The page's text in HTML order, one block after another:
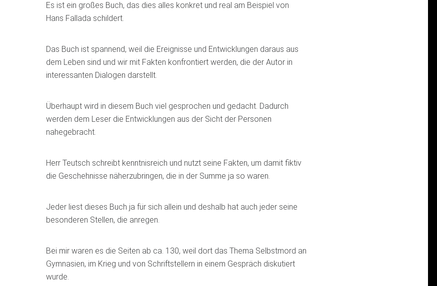
Es ist ein großes Buch, das dies alles konkret und real am Beispiel von
Hans Fallada schildert.
Das Buch ist spannend, weil die Ereignisse und Entwicklungen daraus aus
dem Leben sind und wir mit Fakten konfrontiert werden, die der Autor in
interessanten Dialogen darstellt.
Überhaupt wird in diesem Buch viel gesprochen und gedacht. Dadurch
werden dem Leser die Entwicklungen aus der Sicht der Personen
nahegebracht.
Herr Teutsch schreibt kenntnisreich und nutzt seine Fakten, um damit fiktiv
die Geschehnisse näherzubringen, die in der Summe ja so waren.
Jeder liest dieses Buch ja für sich allein und deshalb hat auch jeder seine
besonderen Stellen, die anregen.
Bei mir waren es die Seiten ab ca. 130, weil dort das Thema Selbstmord an
Gymnasien, im Krieg und von Schriftstellern in einem Gespräch diskutiert
wurde.